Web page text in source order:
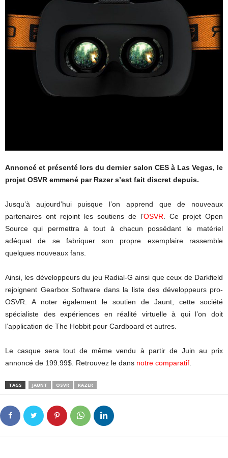
Annoncé et présenté lors du dernier salon CES à Las Vegas, le
projet OSVR emmené par Razer s’est fait discret depuis.
Jusqu’à aujourd’hui puisque l’on apprend que de nouveaux
partenaires ont rejoint les soutiens de l’OSVR . Ce projet Open
Source qui permettra à tout à chacun possédant le matériel
adéquat de se fabriquer son propre exemplaire rassemble
quelques nouveaux fans.
Ainsi, les développeurs du jeu Radial-G ainsi que ceux de Darkfield
rejoignent Gearbox Software dans la liste des développeurs pro-
OSVR. A noter également le soutien de Jaunt, cette société
spécialiste des expériences en réalité virtuelle à qui l’on doit
l’application de The Hobbit pour Cardboard et autres.
Le casque sera tout de même vendu à partir de Juin au prix
annoncé de 199.99$. Retrouvez le dans notre comparatif
TAGS JAUNT OSVR RAZER